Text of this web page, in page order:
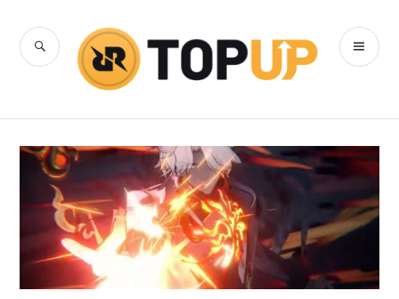
content
RRQ Topup
Blog
SEARCH